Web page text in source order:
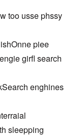
too usse phssy
piee
girfl search
enghines
sleepping